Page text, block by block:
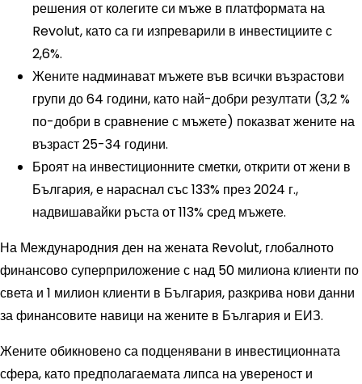
решения от колегите си мъже в платформата на
Revolut, като са ги изпреварили в инвестициите с
2,6%.
Жените надминават мъжете във всички възрастови
групи до 64 години, като най-добри резултати (3,2 %
по-добри в сравнение с мъжете) показват жените на
възраст 25-34 години.
Броят на инвестиционните сметки, открити от жени в
България, е нараснал със 133% през 2024 г.,
надвишавайки ръста от 113% сред мъжете.
На Международния ден на жената Revolut, глобалното
финансово суперприложение с над 50 милиона клиенти по
света и 1 милион клиенти в България, разкрива нови данни
за финансовите навици на жените в България и ЕИЗ.
Жените обикновено са подценявани в инвестиционната
сфера, като предполагаемата липса на увереност и